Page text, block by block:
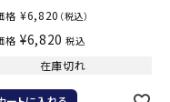
格 ¥6,820 （税込）
格 ¥6,820 税込
在庫切れ